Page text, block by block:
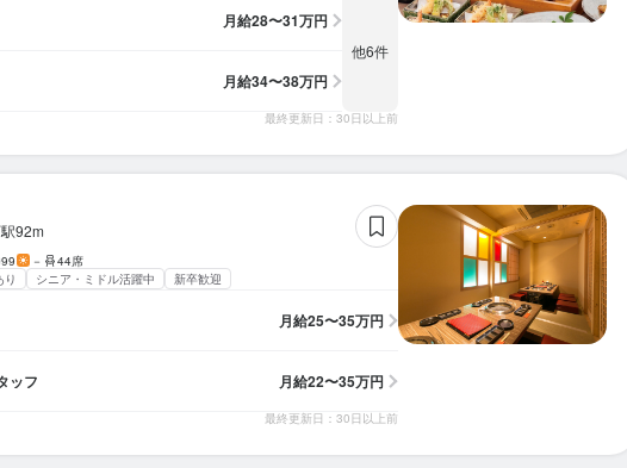
月給28〜31万円
月給34〜38万円
他6件
最終更新日：30日以上前
92m
－
44席
り シニア・ミドル活躍中 新卒歓迎
月給25〜35万円
ッフ 月給22〜35万円
最終更新日：30日以上前